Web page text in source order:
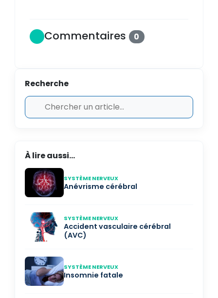
Commentaires 0
Recherche
À lire aussi...
SYSTÈME NERVEUX
Anévrisme cérébral
SYSTÈME NERVEUX
Accident vasculaire cérébral
(AVC)
SYSTÈME NERVEUX
Insomnie fatale